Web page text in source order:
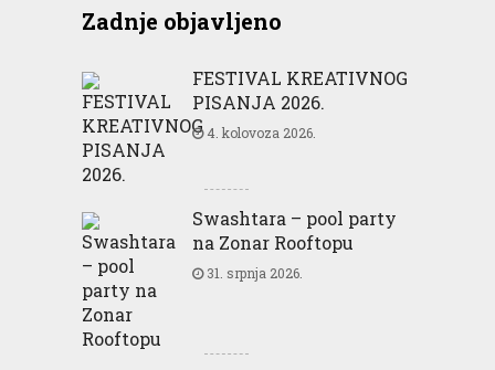
Zadnje objavljeno
FESTIVAL KREATIVNOG
PISANJA 2026.
4. kolovoza 2026.
Swashtara – pool party
na Zonar Rooftopu
31. srpnja 2026.